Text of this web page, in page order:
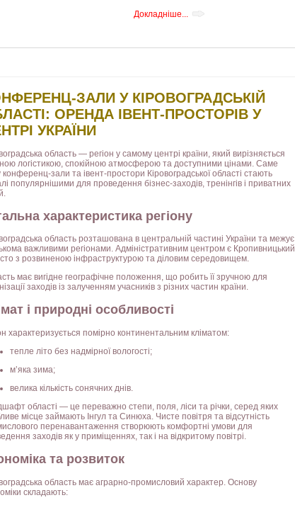
Докладніше...
ЗАЛИ У КІРОВОГРАДСЬКІЙ
ОРЕНДА ІВЕНТ-ПРОСТОРІВ У
УКРАЇНИ
область — регіон у самому центрі країни, який вирізняється
логістикою, спокійною атмосферою та доступними цінами. Саме
конференц-зали та івент-простори Кіровоградської області стають
популярнішими для проведення бізнес-заходів, тренінгів і приватних
характеристика регіону
область розташована в центральній частині України та межує
важливими регіонами. Адміністративним центром є Кропивницький
з розвиненою інфраструктурою та діловим середовищем.
має вигідне географічне положення, що робить її зручною для
заходів із залученням учасників з різних частин країни.
і природні особливості
характеризується помірно континентальним кліматом:
тепле літо без надмірної вологості;
м’яка зима;
велика кількість сонячних днів.
області — це переважно степи, поля, ліси та річки, серед яких
місце займають Інгул та Синюха. Чисте повітря та відсутність
перенавантаження створюють комфортні умови для
заходів як у приміщеннях, так і на відкритому повітрі.
та розвиток
область має аграрно-промисловий характер. Основу
складають: